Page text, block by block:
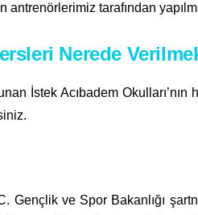
tarafından
Nerede
İstek Acıbadem
Gençlik ve Spor Bakanlığı